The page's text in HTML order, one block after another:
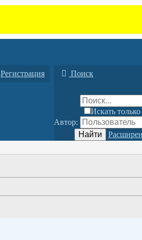
Регистрация Поиск
Искать
Автор:
Найти